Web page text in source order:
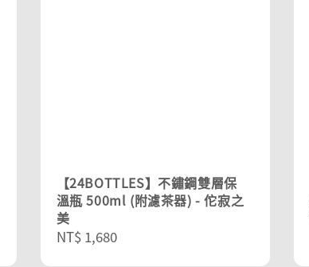
【24BOTTLES】不鏽鋼雙層保
溫瓶 500ml (附濾茶器) - 佗寂之
美
Regular
NT$ 1,680